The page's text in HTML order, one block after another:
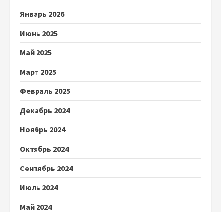
Январь 2026
Июнь 2025
Май 2025
Март 2025
Февраль 2025
Декабрь 2024
Ноябрь 2024
Октябрь 2024
Сентябрь 2024
Июль 2024
Май 2024